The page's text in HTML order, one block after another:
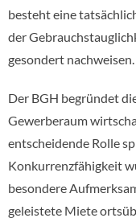
besteht eine
der
gesondert nachweisen.
Der BGH begründet
Gewerberaum
entscheidende Rolle
Konkurrenzfähigkeit
besondere
geleistete Miete